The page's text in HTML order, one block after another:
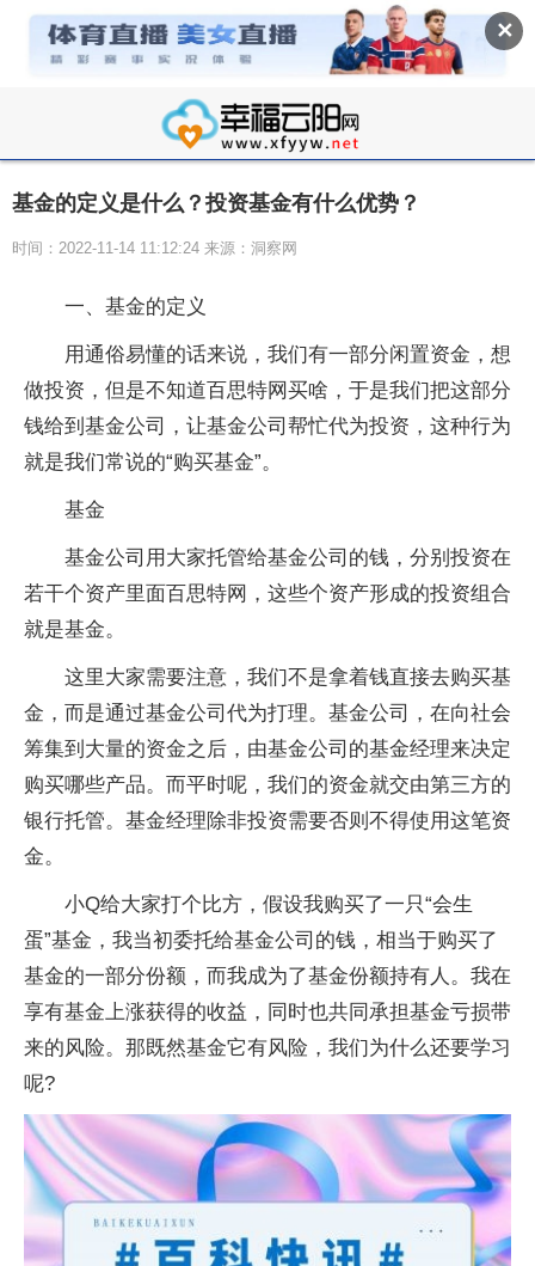
✕
基金的定义是什么？投资基金有什么优势？
时间：2022-11-14 11:12:24 来源：洞察网
一、基金的定义
用通俗易懂的话来说，我们有一部分闲置资金，想
做投资，但是不知道百思特网买啥，于是我们把这部分
钱给到基金公司，让基金公司帮忙代为投资，这种行为
就是我们常说的“购买基金”。
基金
基金公司用大家托管给基金公司的钱，分别投资在
若干个资产里面百思特网，这些个资产形成的投资组合
就是基金。
这里大家需要注意，我们不是拿着钱直接去购买基
金，而是通过基金公司代为打理。基金公司，在向社会
筹集到大量的资金之后，由基金公司的基金经理来决定
购买哪些产品。而平时呢，我们的资金就交由第三方的
银行托管。基金经理除非投资需要否则不得使用这笔资
金。
小Q给大家打个比方，假设我购买了一只“会生
蛋”基金，我当初委托给基金公司的钱，相当于购买了
基金的一部分份额，而我成为了基金份额持有人。我在
享有基金上涨获得的收益，同时也共同承担基金亏损带
来的风险。那既然基金它有风险，我们为什么还要学习
呢?